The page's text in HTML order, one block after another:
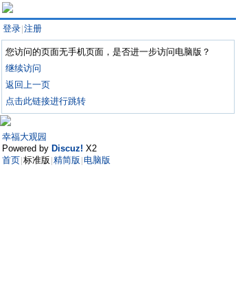
登录 注册
您访问的页面无手机页面，是否进一步访问电脑版？
继续访问
返回上一页
点击此链接进行跳转
幸福大观园
Powered by Discuz! X2
首页 标准版 精简版 电脑版